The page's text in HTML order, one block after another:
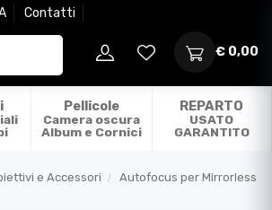
Contatti
€ 0,00
Pellicole
Camera oscura
Album e Cornici
REPARTO
USATO
GARANTITO
e Accessori Autofocus per Mirrorless